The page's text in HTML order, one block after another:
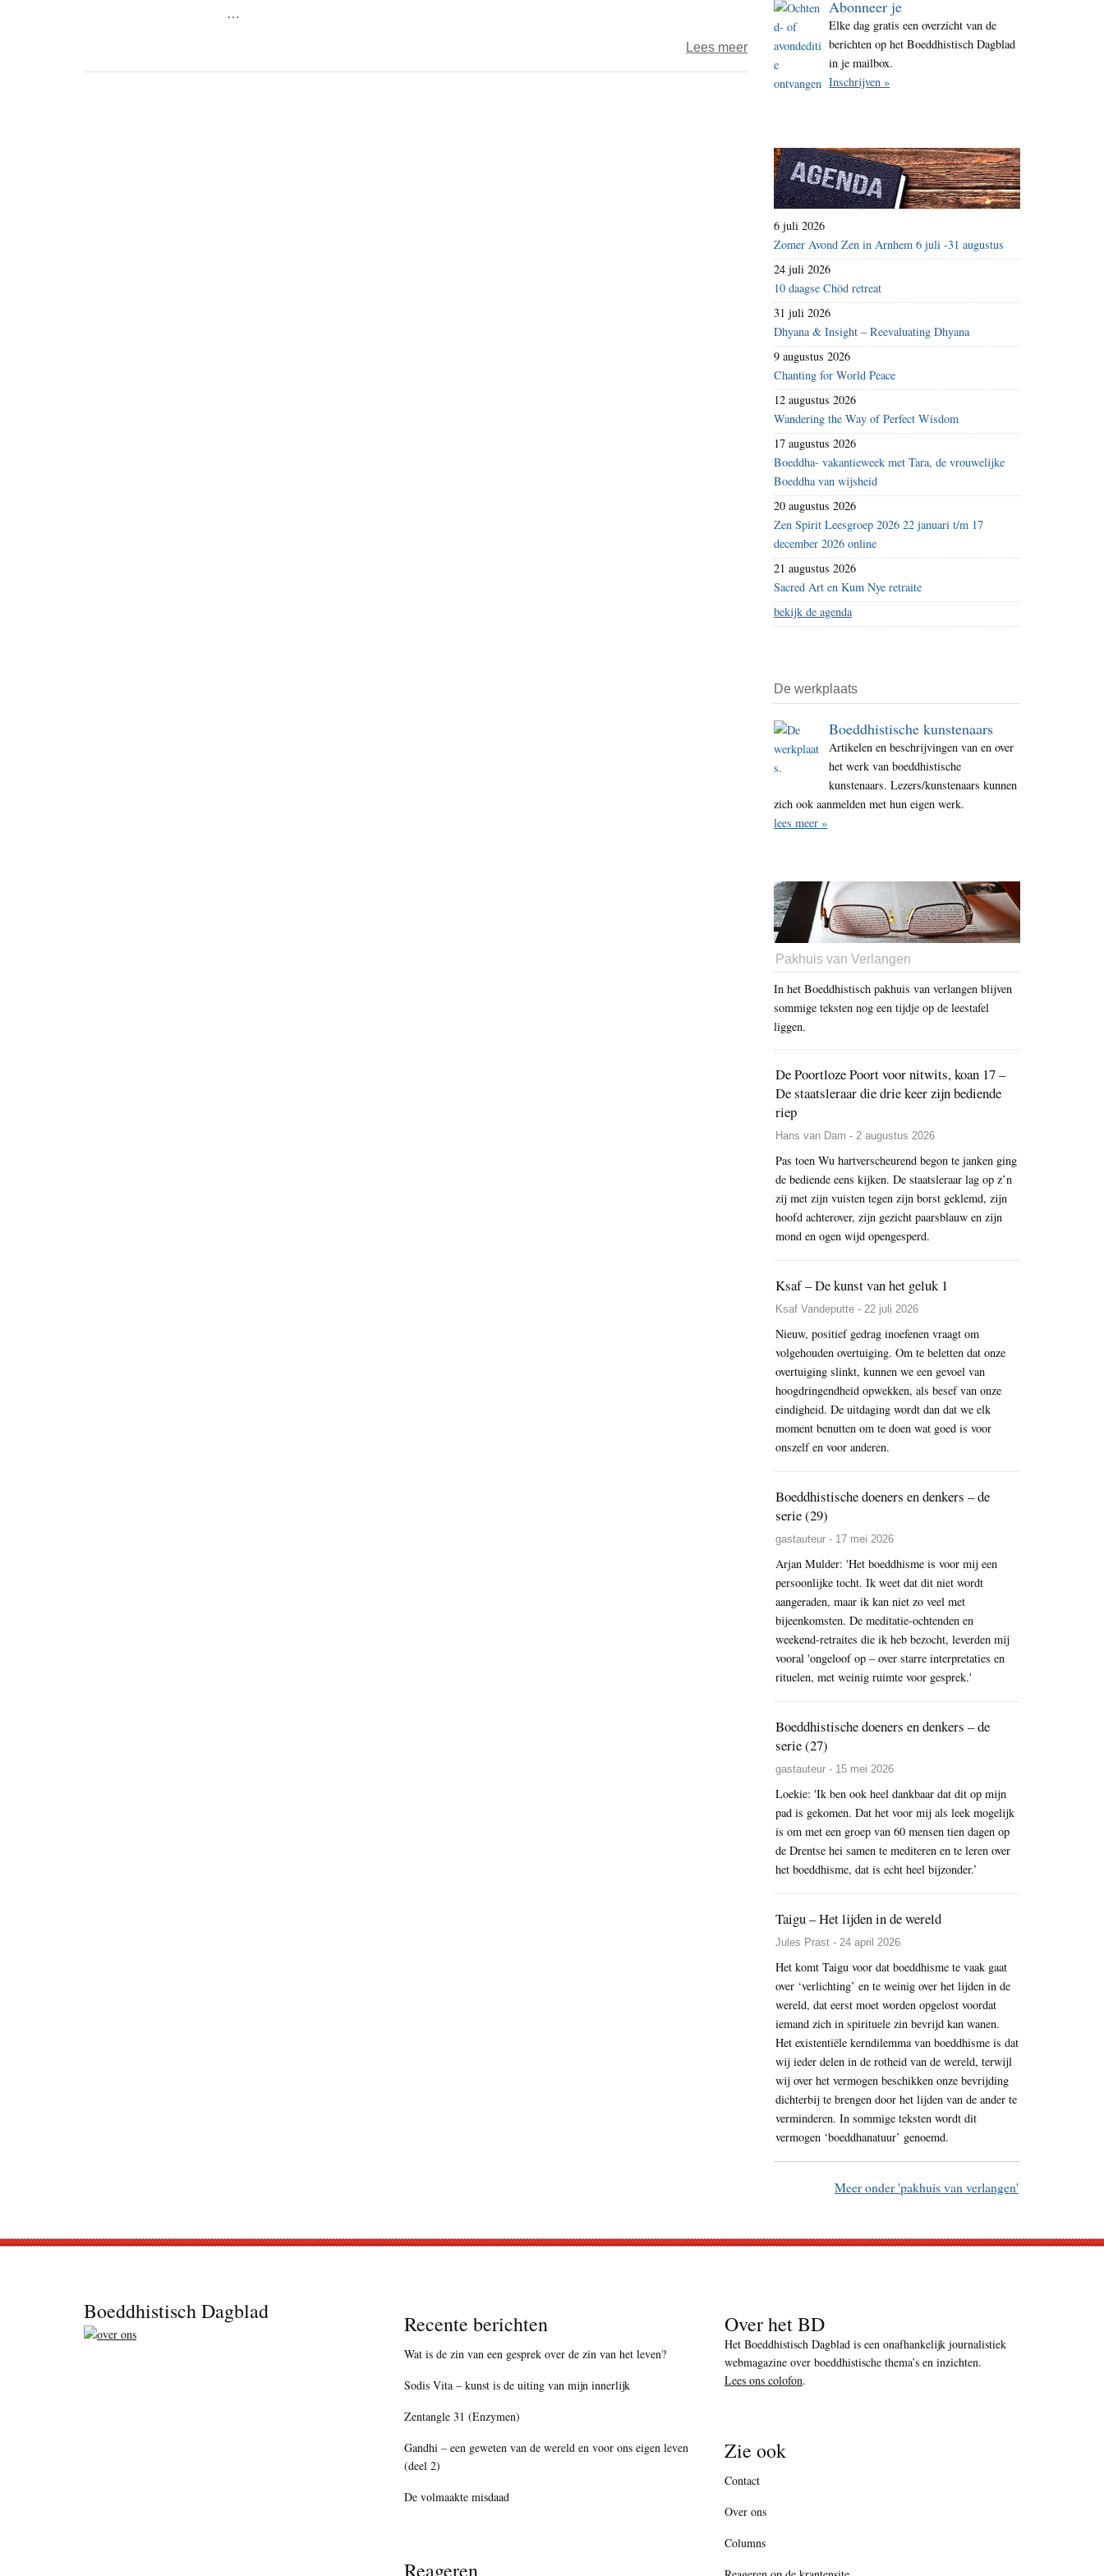
i
t
…
Lees meerover
Sodis
denkster
Abonneer je
Elke dag gratis een overzicht van de
berichten op het Boeddhistisch Dagblad
in je mailbox.
Inschrijven »
6 juli 2026
Zomer Avond Zen in Arnhem 6 juli -31 augustus
24 juli 2026
10 daagse Chöd retreat
31 juli 2026
Dhyana & Insight – Reevaluating Dhyana
9 augustus 2026
Chanting for World Peace
12 augustus 2026
Wandering the Way of Perfect Wisdom
17 augustus 2026
Boeddha- vakantieweek met Tara, de vrouwelijke
Boeddha van wijsheid
20 augustus 2026
Zen Spirit Leesgroep 2026 22 januari t/m 17
december 2026 online
21 augustus 2026
Sacred Art en Kum Nye retraite
bekijk de agenda
De werkplaats
Boeddhistische kunstenaars
Artikelen en beschrijvingen van en over
het werk van boeddhistische
kunstenaars. Lezers/kunstenaars kunnen
zich ook aanmelden met hun eigen werk.
lees meer »
Pakhuis van Verlangen
In het Boeddhistisch pakhuis van verlangen blijven
sommige teksten nog een tijdje op de leestafel
liggen.
De Poortloze Poort voor nitwits, koan 17 –
De staatsleraar die drie keer zijn bediende
riep
Hans van Dam - 2 augustus 2026
Pas toen Wu hartverscheurend begon te janken ging
de bediende eens kijken. De staatsleraar lag op z’n
zij met zijn vuisten tegen zijn borst geklemd, zijn
hoofd achterover, zijn gezicht paarsblauw en zijn
mond en ogen wijd opengesperd.
Ksaf – De kunst van het geluk 1
Ksaf Vandeputte - 22 juli 2026
Nieuw, positief gedrag inoefenen vraagt om
volgehouden overtuiging. Om te beletten dat onze
overtuiging slinkt, kunnen we een gevoel van
hoogdringendheid opwekken, als besef van onze
eindigheid. De uitdaging wordt dan dat we elk
moment benutten om te doen wat goed is voor
onszelf en voor anderen.
Boeddhistische doeners en denkers – de
serie (29)
gastauteur - 17 mei 2026
Arjan Mulder: 'Het boeddhisme is voor mij een
persoonlijke tocht. Ik weet dat dit niet wordt
aangeraden, maar ik kan niet zo veel met
bijeenkomsten. De meditatie-ochtenden en
weekend-retraites die ik heb bezocht, leverden mij
vooral 'ongeloof op – over starre interpretaties en
rituelen, met weinig ruimte voor gesprek.'
Boeddhistische doeners en denkers – de
serie (27)
gastauteur - 15 mei 2026
Loekie: 'Ik ben ook heel dankbaar dat dit op mijn
pad is gekomen. Dat het voor mij als leek mogelijk
is om met een groep van 60 mensen tien dagen op
de Drentse hei samen te mediteren en te leren over
het boeddhisme, dat is echt heel bijzonder.’
Taigu – Het lijden in de wereld
Jules Prast - 24 april 2026
Het komt Taigu voor dat boeddhisme te vaak gaat
over ‘verlichting’ en te weinig over het lijden in de
wereld, dat eerst moet worden opgelost voordat
iemand zich in spirituele zin bevrijd kan wanen.
Het existentiële kerndilemma van boeddhisme is dat
wij ieder delen in de rotheid van de wereld, terwijl
wij over het vermogen beschikken onze bevrijding
dichterbij te brengen door het lijden van de ander te
verminderen. In sommige teksten wordt dit
vermogen ‘boeddhanatuur’ genoemd.
Meer onder 'pakhuis van verlangen'
Boeddhistisch Dagblad Recente berichten
Wat is de zin van een gesprek over de zin van het leven?
Sodis Vita – kunst is de uiting van mijn innerlijk
Zentangle 31 (Enzymen)
Gandhi – een geweten van de wereld en voor ons eigen leven
(deel 2)
De volmaakte misdaad
Reageren
Over het BD
Het Boeddhistisch Dagblad is een onafhankelijk journalistiek
webmagazine over boeddhistische thema’s en inzichten.
Lees ons colofon.
Zie ook
Contact
Over ons
Columns